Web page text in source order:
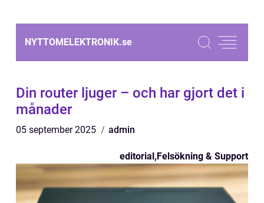
NYTTOMELEKTRONIK.se
Din router ljuger – och har gjort det i
månader
05 september 2025 admin
editorial,Felsökning & Support